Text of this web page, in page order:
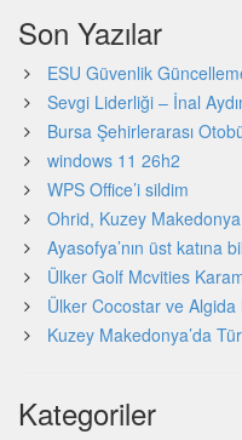
Son Yazılar
ESU Güvenlik
Sevgi Liderliği – İnal
Bursa Şehirlerarası
windows 11 26h2
WPS Office’i sildim
Ohrid, Kuzey Makedonya
Ayasofya’nın üst katına
Ülker Golf Mcvities
Ülker Cocostar ve
Kuzey Makedonya’da
Kategoriler